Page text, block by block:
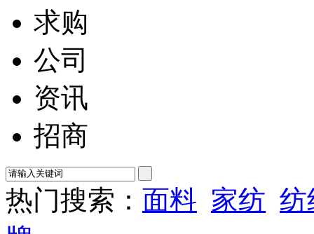
求购
公司
资讯
招商
热门搜索： 面料 家纺 纺